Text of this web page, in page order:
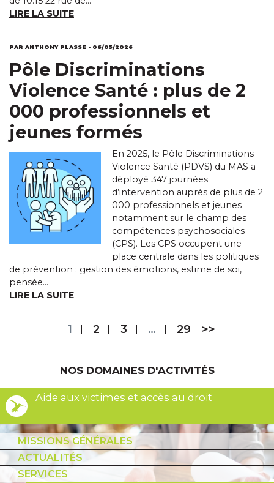
NOS DOMAINES D'ACTIVITÉS
Aide aux victimes et accès au droit
MISSIONS GÉNÉRALES
ACTUALITÉS
SERVICES
LIRE LA SUITE
PAR ANTHONY PLASSE - 06/05/2026
Pôle Discriminations
Violence Santé : plus de 2
000 professionnels et
jeunes formés
En 2025, le Pôle Discriminations
Violence Santé (PDVS) du MAS a
déployé 347 journées
d’intervention auprès de plus de 2
000 professionnels et jeunes
notamment sur le champ des
compétences psychosociales
(CPS). Les CPS occupent une
place centrale dans les politiques
de prévention : gestion des émotions, estime de soi,
pensée...
LIRE LA SUITE
1 2 3 … 29 >>